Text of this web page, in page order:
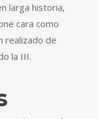
larga historia,
cara como
realizado de
la III.